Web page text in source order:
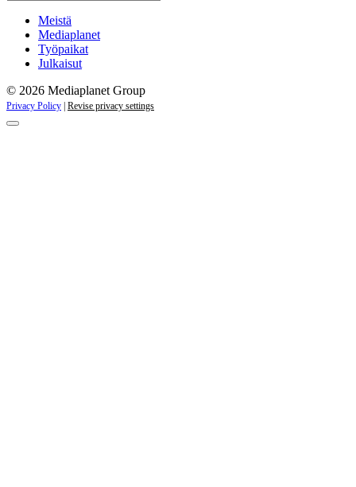
kampanjat
Meistä
Mediaplanet
Työpaikat
Julkaisut
© 2026 Mediaplanet Group
Privacy Policy Revise privacy settings